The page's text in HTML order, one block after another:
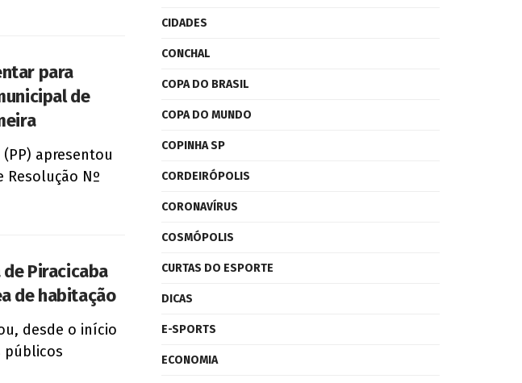
para
de
apresentou
Resolução Nº
Piracicaba
de habitação
desde o início
públicos
CIDADES
CONCHAL
COPA DO BRASIL
COPA DO MUNDO
COPINHA SP
CORDEIRÓPOLIS
CORONAVÍRUS
COSMÓPOLIS
CURTAS DO ESPORTE
DICAS
E-SPORTS
ECONOMIA